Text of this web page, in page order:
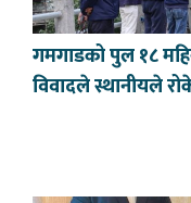
गमगाडको पुल १८
विवादले स्थानीयले